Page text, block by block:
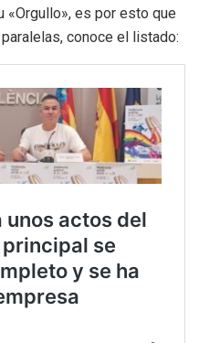
«Orgullo», es por esto que
conoce el listado: